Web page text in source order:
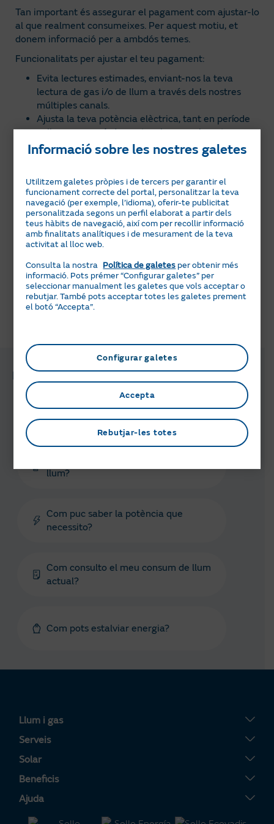
Tan important és assegurar el pagament com ajustar-lo
al que realment consumeixes. Per aquest motiu, et
donem informació per a ambdós temes.
Funcionalitats per ajustar el teu pagament:
Evita lectures estimades, enviant-nos la teva
lectura de gas i/o de llum a través dels nostres
múltiples canals.
Ajusta la teva potència elèctrica, tant en període
vall com en període punta, al que realment
necessites.
Controla el teu consum actual de llum.
A les preguntes inferiors et donem el detall per a totes
aquestes opcions.
Facilitats per al pagament:
Fracciona el pagament de la teva factura/es en
quotes mensuals, sense cost addicional. Per
sol·licitar-ho contacta amb nosaltres a través de
qualsevol dels nostres canals d'atenció des d’aquí
Preguntes i gestions relacionades
Com puc facilitar la lectura del gas?
llum?
Com puc saber la potència que
necessito?
Com consulto el meu consum de llum
actual?
Com pots estalviar energia?
Llum i gas
Tarifa Plana
Tarifa Por Uso
Tarifa Noche
Tarifa Dinámica Luz
Serveis
Servigas
Servielectric
Servillar
Calderes
Solar
Plaques solars
Tarifa Solar
Servisolar
Beneficis
La teva Àrea Clients
Consells d’estalvi energètic
Ajuda
Contacte
Informació sobre les nostres galetes
Utilitzem galetes pròpies i de tercers per garantir el
funcionament correcte del portal, personalitzar la teva
navegació (per exemple, l’idioma), oferir-te publicitat
personalitzada segons un perfil elaborat a partir dels
teus hàbits de navegació, així com per recollir informació
amb finalitats analítiques i de mesurament de la teva
activitat al lloc web.
Consulta la nostra Política de galetes per obtenir més
informació. Pots prémer “Configurar galetes” per
seleccionar manualment les galetes que vols acceptar o
rebutjar. També pots acceptar totes les galetes prement
el botó “Accepta”.
Configurar galetes
Rebutjar-les totes
Accepta